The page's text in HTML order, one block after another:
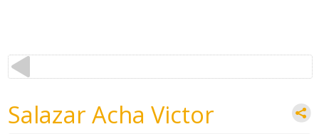
Salazar Acha Victor